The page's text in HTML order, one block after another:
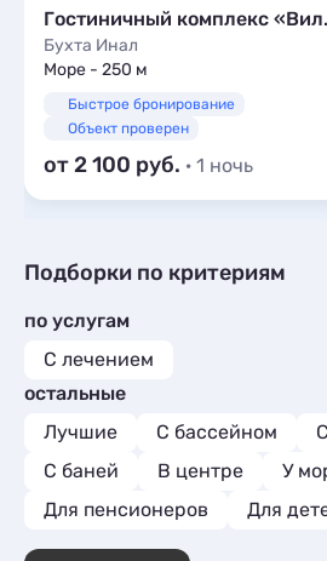
Бухта Инал
Море - 250 м
Быстрое бронирование
Объект проверен
от 2 100 · 1 ночь
Подборки по критериям
по услугам
С лечением
остальные
Лучшие
С бассейном
С баней
В центре У
Для пенсионеров
Для